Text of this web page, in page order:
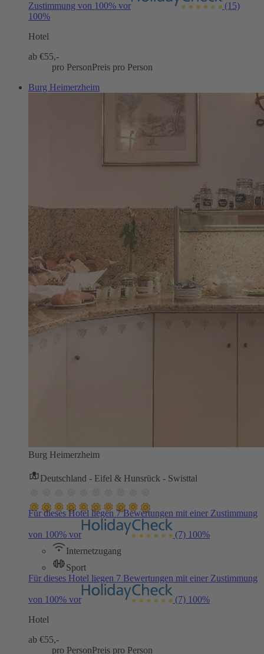
Zustimmung von 100% vor
(15)
100%
Hotel
ab €55,-
pro PersonPreis pro Person
Burg Heimerzheim
Burg Heimerzheim
Deutschland - Eifel & Hunsrück - Swisttal
Für dieses Hotel liegen 7 Bewertungen mit einer Zustimmung
von 100% vor (7) 100%
Internetzugang
Sport
Für dieses Hotel liegen 7 Bewertungen mit einer Zustimmung
von 100% vor (7) 100%
Hotel
ab €55,-
pro PersonPreis pro Person